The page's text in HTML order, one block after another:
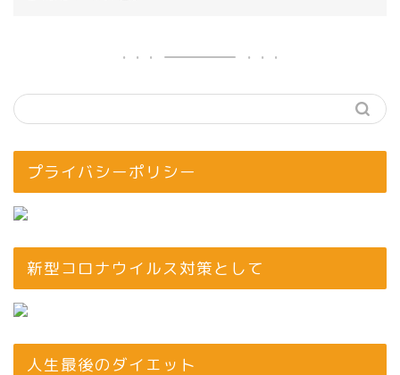
プライバシーポリシー
新型コロナウイルス対策として
人生最後のダイエット